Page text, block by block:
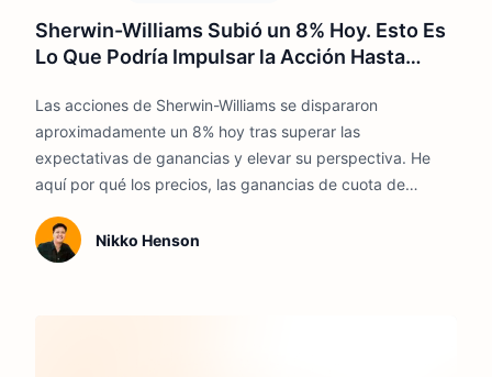
Sherwin-Williams Subió un 8% Hoy. Esto Es
Lo Que Podría Impulsar la Acción Hasta
Las acciones de Sherwin-Williams se dispararon
aproximadamente un 8% hoy tras superar las
expectativas de ganancias y elevar su perspectiva. He
aquí por qué los precios, las ganancias de cuota de
respaldar los resultados hasta 2026.
Nikko Henson